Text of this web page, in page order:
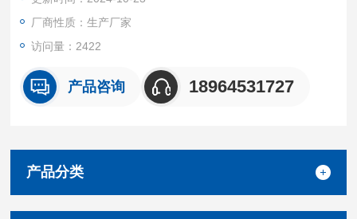
厂商性质：生产厂家
访问量：2422
产品咨询 18964531727
产品分类